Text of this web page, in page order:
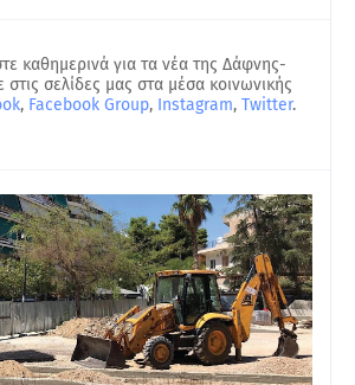
καθημερινά για τα νέα της Δάφνης-
στις σελίδες μας στα μέσα κοινωνικής
, Facebook Group, Instagram, Twitter.